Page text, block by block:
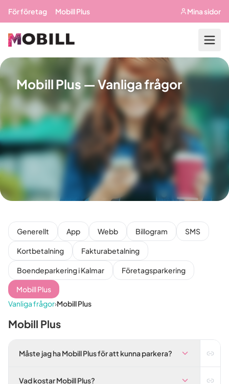
För företag Mobill Plus Mina sidor
Mobill Plus — Vanliga frågor
Generellt App Webb Billogram SMS
Kortbetalning Fakturabetalning
Boendeparkering i Kalmar Företagsparkering
Mobill Plus
Vanliga frågor›Mobill Plus
Mobill Plus
Måste jag ha Mobill Plus för att kunna parkera?
Vad kostar Mobill Plus?